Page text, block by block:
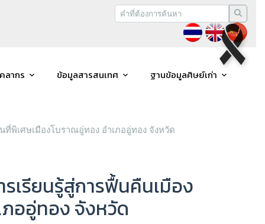
ลากร ข้อมูลสารสนเทศ ฐานข้อมูลศิษย์เก่า
พิเศษเมืองโบราณอู่ทอง อำเภออู่ทอง จังหวัด
เรียนรู้สู่การฟื้นคืนเมือง
ออู่ทอง จังหวัด